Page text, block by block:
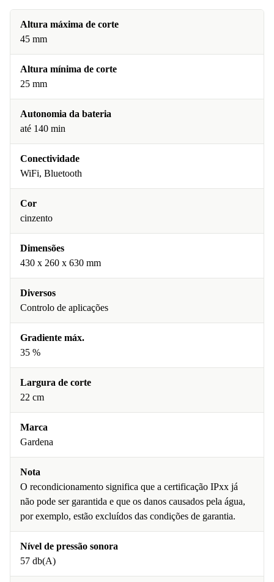
Altura máxima de corte
45 mm
Altura mínima de corte
25 mm
Autonomia da bateria
até 140 min
Conectividade
WiFi, Bluetooth
Cor
cinzento
Dimensões
430 x 260 x 630 mm
Diversos
Controlo de aplicações
Gradiente máx.
35 %
Largura de corte
22 cm
Marca
Gardena
Nota
O recondicionamento significa que a certificação IPxx já
não pode ser garantida e que os danos causados pela água,
por exemplo, estão excluídos das condições de garantia.
Nível de pressão sonora
57 db(A)